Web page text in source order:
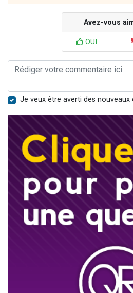
Avez-vous
OUI
Je veux être averti des